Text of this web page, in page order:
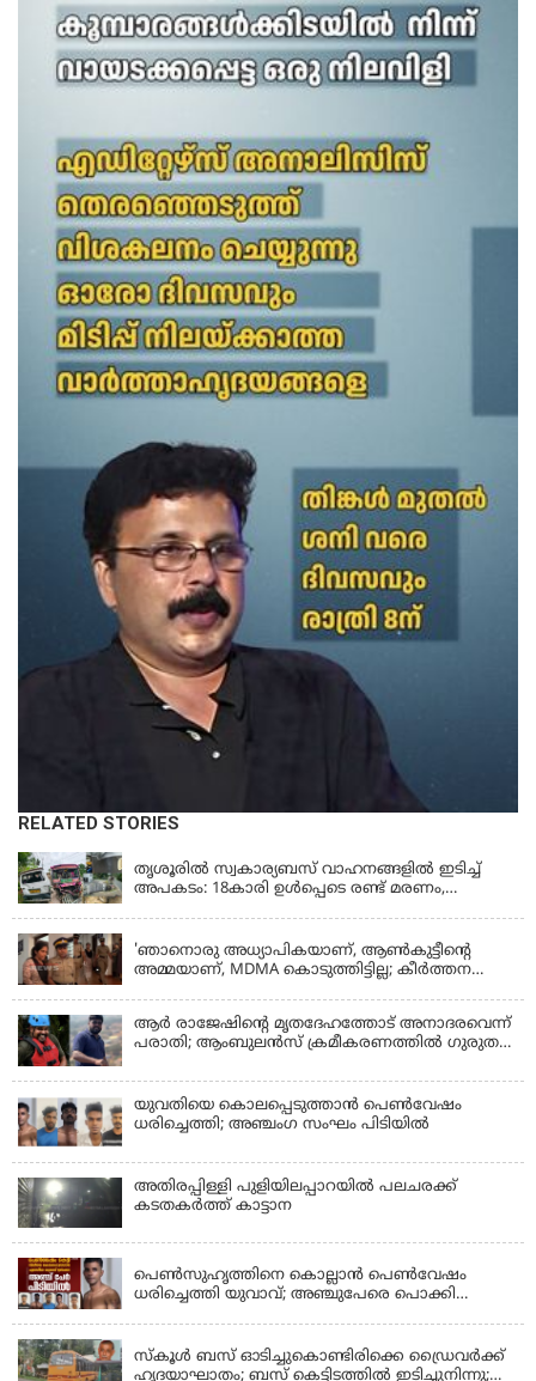
RELATED STORIES
KERALA
തൃശൂരിൽ സ്വകാര്യബസ് വാഹനങ്ങളില്‍ ഇടിച്ച്
അപകടം: 18കാരി ഉൾപ്പെടെ രണ്ട് മരണം,
'ഞാനൊരു അധ്യാപികയാണ്, ആണ്‍കുട്ടീന്റെ
അമ്മയാണ്‌, MDMA കൊടുത്തിട്ടില്ല; കീർത്തന
ആര്‍ രാജേഷിന്റെ മൃതദേഹത്തോട് അനാദരവെന്ന്
പരാതി; ആംബുലന്‍സ് ക്രമീകരണത്തില്‍ ഗുരുതര
ഫ്രീസര്‍ സംവിധാനം ഇല്ലാതെയെന്നും ആരോപണം
യുവതിയെ കൊലപ്പെടുത്താൻ പെൺവേഷം
ധരിച്ചെത്തി; അഞ്ചംഗ സംഘം പിടിയിൽ
അതിരപ്പിള്ളി പുളിയിലപ്പാറയിൽ പലചരക്ക്
കടതകർത്ത് കാട്ടാന
പെണ്‍സുഹൃത്തിനെ കൊല്ലാന്‍ പെണ്‍വേഷം
ധരിച്ചെത്തി യുവാവ്; അഞ്ചുപേരെ പൊക്കി
സ്കൂൾ ബസ് ഓടിച്ചുകൊണ്ടിരിക്കെ ഡ്രൈവർക്ക്
ഹൃദയാഘാതം; ബസ് കെട്ടിടത്തിൽ ഇടിച്ചുനിന്നു;